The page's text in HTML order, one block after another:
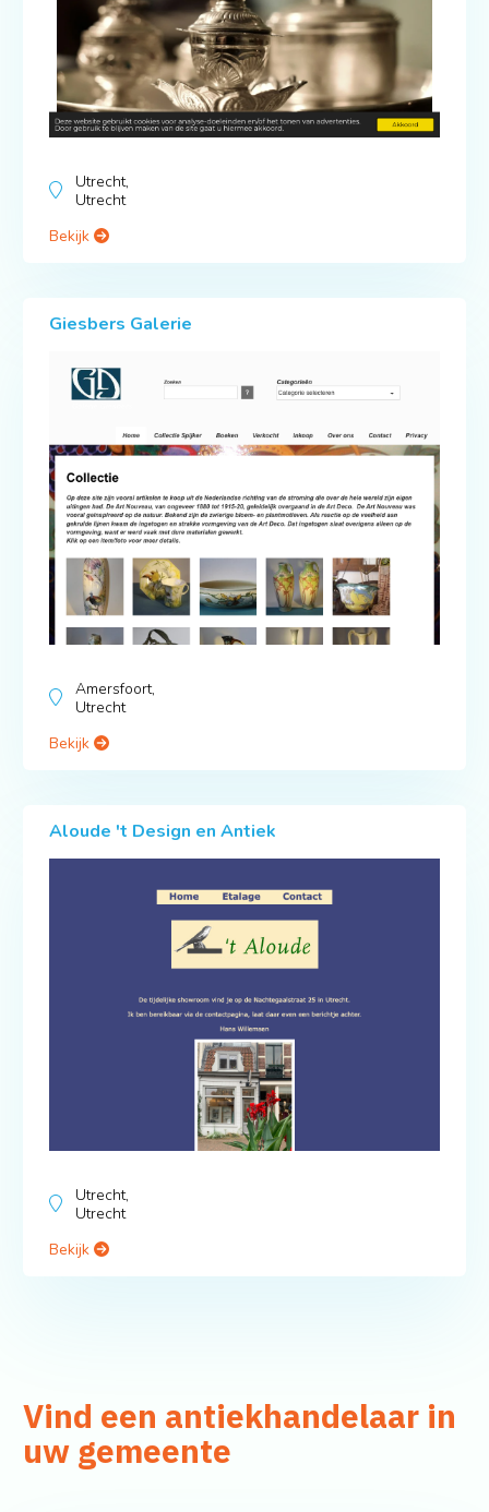
Utrecht,
Utrecht
Bekijk
Giesbers Galerie
Amersfoort,
Utrecht
Bekijk
Aloude 't Design en Antiek
Utrecht,
Utrecht
Bekijk
Vind een antiekhandelaar in
uw gemeente